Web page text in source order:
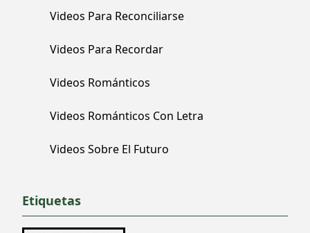
Videos Para Reconciliarse
Videos Para Recordar
Videos Románticos
Videos Románticos Con Letra
Videos Sobre El Futuro
Etiquetas